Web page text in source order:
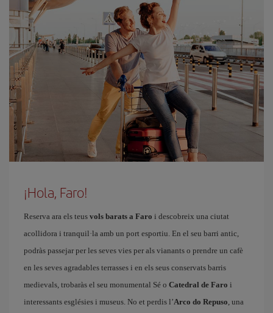
¡Hola, Faro!
Reserva ara els teus vols barats a Faro i descobreix una ciutat
acollidora i tranquil·la amb un port esportiu. En el seu barri antic,
podràs passejar per les seves vies per als vianants o prendre un cafè
en les seves agradables terrasses i en els seus conservats barris
medievals, trobaràs el seu monumental Sé o Catedral de Faro i
interessants esglésies i museus. No et perdis l’Arco do Repuso, una